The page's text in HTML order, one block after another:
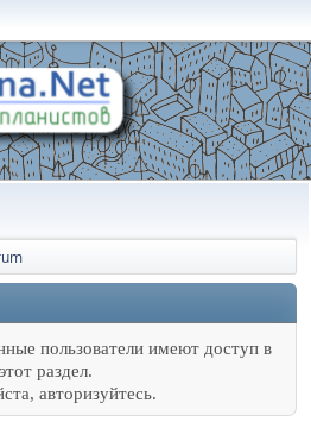
пользователи имеют доступ в
этот раздел.
авторизуйтесь.